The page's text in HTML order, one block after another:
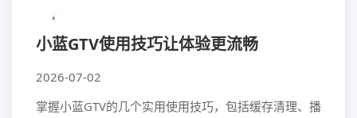
小蓝GTV使用技巧让体验更流畅
2026-07-02
掌握小蓝GTV的几个实用使用技巧，包括缓存清理、播